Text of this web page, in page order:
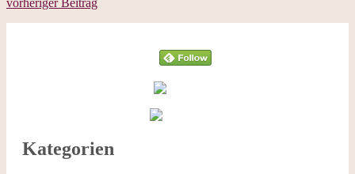
Kategorien